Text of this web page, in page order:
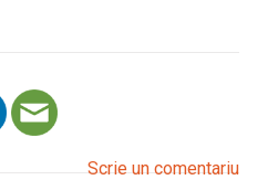
Scrie un comentariu